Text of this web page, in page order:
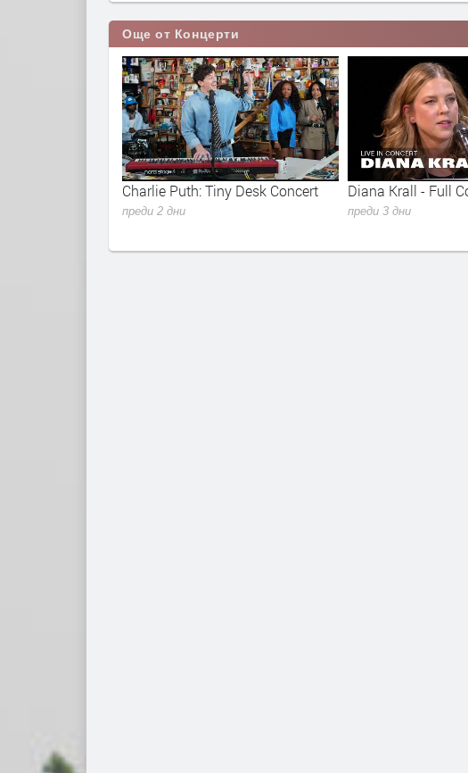
Още от Концерти
Charlie Puth: Tiny Desk Concert
преди 2 дни
Diana Krall - Full
преди 3 дни